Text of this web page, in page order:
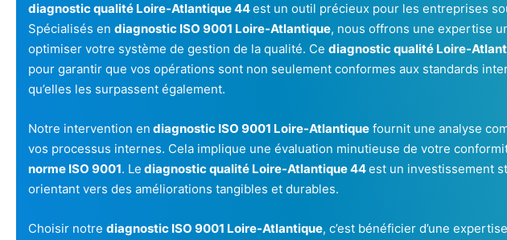
diagnostic qualité Loire-Atlantique 44est un outil précieux pour les entreprises
Spécialisés en diagnostic ISO 9001 Loire-Atlantique, nous offrons une expertise
optimiser votre système de gestion de la qualité. Ce diagnostic qualité Loire-
pour garantir que vos opérations sont non seulement conformes aux standards
qu’elles les surpassent également.
Notre intervention en diagnostic ISO 9001 Loire-Atlantique fournit une analyse
vos processus internes. Cela implique une évaluation minutieuse de votre
norme ISO 9001. Le diagnostic qualité Loire-Atlantique 44est un investissement
orientant vers des améliorations tangibles et durables.
Choisir notre diagnostic ISO 9001 Loire-Atlantique, c’est bénéficier d’une